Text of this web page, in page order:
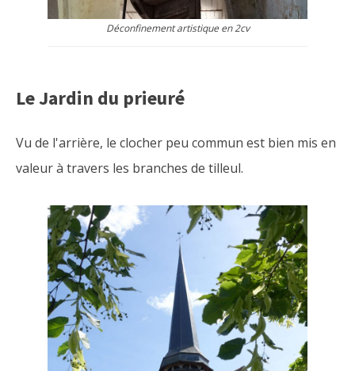
Déconfinement artistique en 2cv
Le Jardin du prieuré
Vu de l'arrière, le clocher peu commun est bien mis en
valeur à travers les branches de tilleul.